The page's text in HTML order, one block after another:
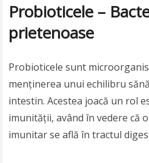
Probioticele –
prietenoase
Probioticele sunt
menținerea unui echilibru
intestin. Acestea joacă un rol
imunității, având în vedere că
imunitar se află în tractul